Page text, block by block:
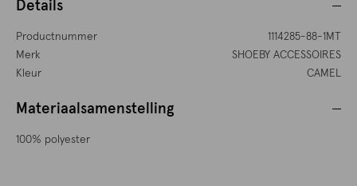
Details
Productnummer
1114285-88-1MT
Merk
SHOEBY ACCESSOIRES
Kleur
CAMEL
Materiaalsamenstelling
100% polyester